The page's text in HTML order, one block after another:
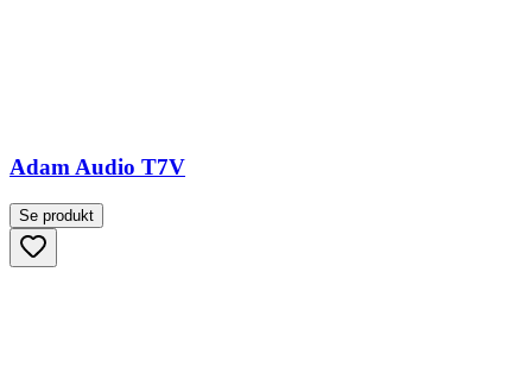
Adam Audio T7V
Se produkt